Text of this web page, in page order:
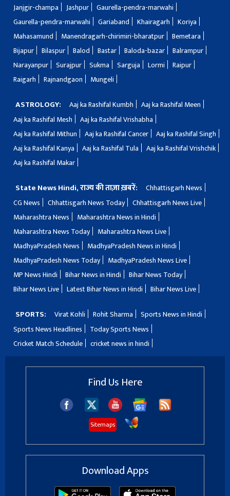
Janjgir-champa
Jashpur
Gaurella-pendra-marwahi
Gaurella-pendra-marwahi
Gariaband Khairagarh
Koriya
Mahasamund
Manendragarh-chirimiri-bharatpur
Bemetara
Bijapur
Bilaspur Balod Bastar Baloda-bazar
Balrampur
Narayanpur
Surajpur Sukma Sarguja Lormi
Raipur
Raigarh
Rajnandgaon Mungeli
ASTROLOGY: Aaj ka Rashifal Kumbh
Aaj ka Rashifal Meen
Aaj ka Rashifal Mesh
Aaj ka Rashifal Vrishabha
Aaj ka Rashifal Mithun
Aaj ka Rashifal Cancer
Aaj ka Rashifal Singh
Aaj ka Rashifal Kanya
Aaj ka Rashifal Tula
Aaj ka Rashifal Vrishchik
Aaj ka Rashifal Makar
State News Hindi, राज्य की ताज़ा ख़बरें:
Chhattisgarh News
CG News
Chhattisgarh News Today
Chhattisgarh News Live
Maharashtra News
Maharashtra News in Hindi
Maharashtra News Today
Maharashtra News Live
MadhyaPradesh News
MadhyaPradesh News in Hindi
MadhyaPradesh News Today
MadhyaPradesh News Live
MP News Hindi
Bihar News in Hindi
Bihar News Today
Bihar News Live
Latest Bihar News in Hindi Bihar News Live
SPORTS: Virat Kohli Rohit Sharma
Sports News in Hindi
Sports News Headlines
Today Sports News
Cricket Match Schedule
cricket news in hindi
Find Us Here
Sitemaps
Download Apps